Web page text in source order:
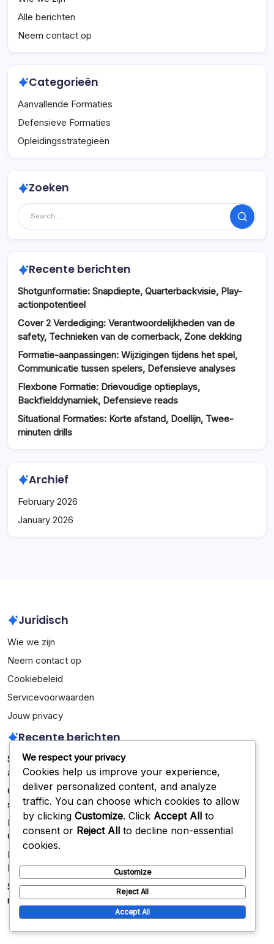
Alle berichten
Neem contact op
Categorieën
Aanvallende Formaties
Defensieve Formaties
Opleidingsstrategieën
Zoeken
Search
Recente berichten
Shotgunformatie: Snapdiepte, Quarterbackvisie, Play-
actionpotentieel
Cover 2 Verdediging: Verantwoordelijkheden van de
safety, Technieken van de cornerback, Zone dekking
Formatie-aanpassingen: Wijzigingen tijdens het spel,
Communicatie tussen spelers, Defensieve analyses
Flexbone Formatie: Drievoudige optieplays,
Backfielddynamiek, Defensieve reads
Situational Formaties: Korte afstand, Doellijn, Twee-
minuten drills
Archief
February 2026
January 2026
Juridisch
Wie we zijn
Neem contact op
Cookiebeleid
Servicevoorwaarden
Jouw privacy
Recente berichten
Shotgunformatie: Snapdiepte, Quarterbackvisie, Play-
actionpotentieel
Cover 2 Verdediging: Verantwoordelijkheden van de
safety, Technieken van de cornerback, Zone dekking
Formatie-aanpassingen: Wijzigingen tijdens het spel,
Communicatie tussen spelers, Defensieve analyses
Flexbone Formatie: Drievoudige optieplays,
Backfielddynamiek, Defensieve reads
Situational Formaties: Korte afstand, Doellijn, Twee-
minuten drills
We respect your privacy
Cookies help us improve your experience,
deliver personalized content, and analyze
traffic. You can choose which cookies to allow
by clicking Customize. Click Accept All to
consent or Reject All to decline non-essential
cookies.
Customize
Reject All
Accept All